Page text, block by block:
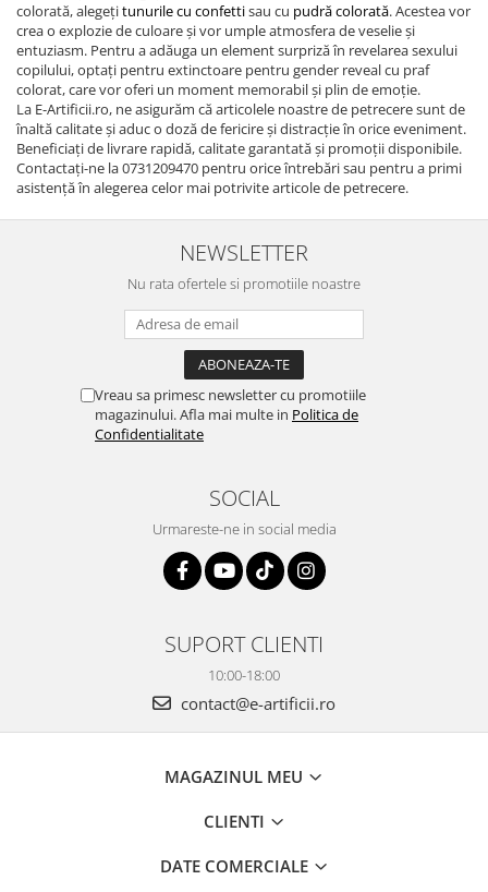
colorată, alegețitunurile cu confettisau cu pudră colorată. Acestea vor
crea o explozie de culoare și vor umple atmosfera de veselie și
entuziasm. Pentru a adăuga un element surpriză în revelarea sexului
copilului, optați pentru extinctoare pentru gender reveal cu praf
colorat, care vor oferi un moment memorabil și plin de emoție.
La E-Artificii.ro, ne asigurăm că articolele noastre de petrecere sunt de
înaltă calitate și aduc o doză de fericire și distracție în orice eveniment.
Beneficiați de livrare rapidă, calitate garantată și promoții disponibile.
Contactați-ne la 0731209470 pentru orice întrebări sau pentru a primi
asistență în alegerea celor mai potrivite articole de petrecere.
NEWSLETTER
Nu rata ofertele si promotiile noastre
Vreau sa primesc newsletter cu promotiile
magazinului. Afla mai multe in Politica de
Confidentialitate
SOCIAL
Urmareste-ne in social media
SUPORT CLIENTI
10:00-18:00
contact@e-artificii.ro
MAGAZINUL MEU
CLIENTI
DATE COMERCIALE